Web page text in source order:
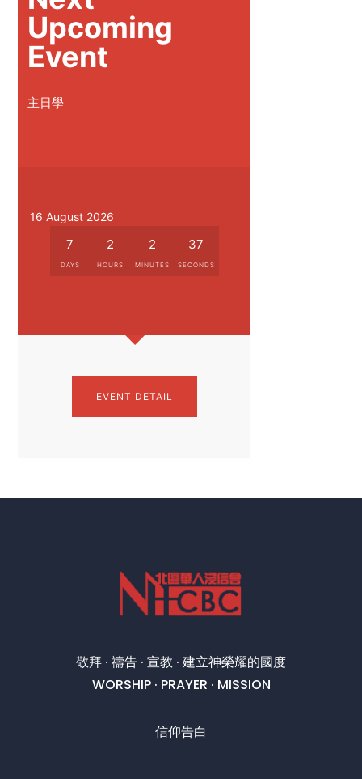
Upcoming
Event
主日學
16 August 2026
7
DAYS
2
HOURS
2
MINUTES
37
SECONDS
EVENT DETAIL
敬拜 · 禱告 · 宣教 · 建立神榮耀的國度
WORSHIP · PRAYER · MISSION
信仰告白